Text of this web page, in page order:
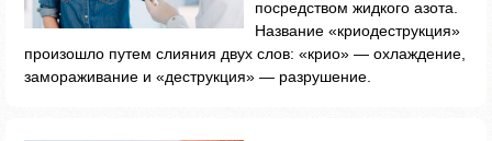
посредством жидкого азота.
Название «криодеструкция»
произошло путем слияния двух слов: «крио» — охлаждение,
замораживание и «деструкция» — разрушение.